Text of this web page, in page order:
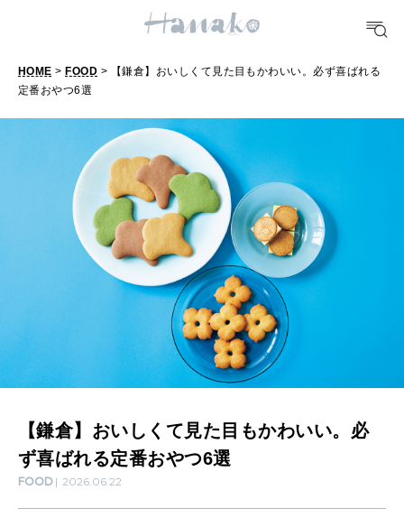
明日のわたし
女神まり愛のタロットメッセージ
算命学がわかる今月のあなた
LEARN
知る、考える
MAMA
ママもいろいろ
SUSTAINABLE
わたしができること
CULTURE
自分を耕す
【
て
見
目
も
か
HOME > FOOD > 【鎌倉】おいしくて見た目もかわいい。必ず喜ばれる
定番おやつ6選
【鎌倉】おいしくて見た目もかわいい。必
ず喜ばれる定番おやつ6選
FOOD 2026.06.22